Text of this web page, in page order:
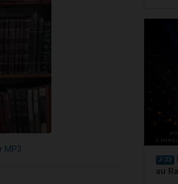
MP3
J-33
au